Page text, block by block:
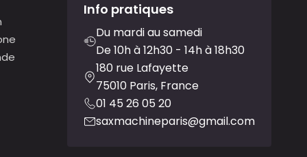
Info pratiques
Du mardi au samedi
De 10h à 12h30 - 14h à 18h30
180 rue Lafayette
75010 Paris, France
01 45 26 05 20
saxmachineparis@gmail.com